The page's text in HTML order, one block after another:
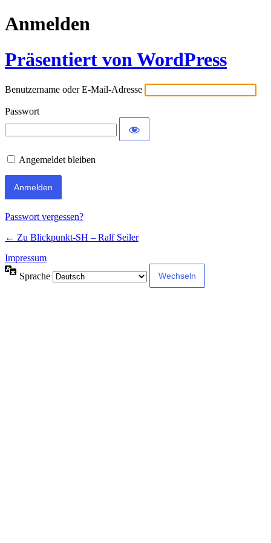
Anmelden
Präsentiert von WordPress
Benutzername oder E-Mail-Adresse
Passwort
Angemeldet bleiben
Passwort vergessen?
← Zu Blickpunkt-SH – Ralf Seiler
Impressum
Sprache